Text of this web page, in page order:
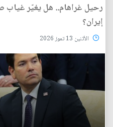
رحيل غراهام.. هل يغيّر غياب
إيران؟
الأثنين 13 تموز 2026